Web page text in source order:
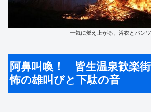
一気に燃え上がる、浴衣とパンツ
阿鼻叫喚！ 皆生温泉歓楽
怖の雄叫びと下駄の音